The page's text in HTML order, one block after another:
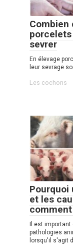
Combien
porcelets
sevrer
En élevage
leur sevrage
Les cochons
et les
Il est important
pathologies
lorsqu'il s'agit